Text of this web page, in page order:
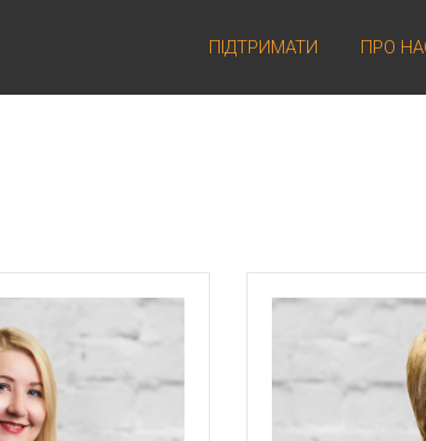
ПІДТРИМАТИ ПРО